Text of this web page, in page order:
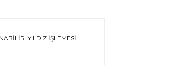
YILDIZ İŞLEMESİ